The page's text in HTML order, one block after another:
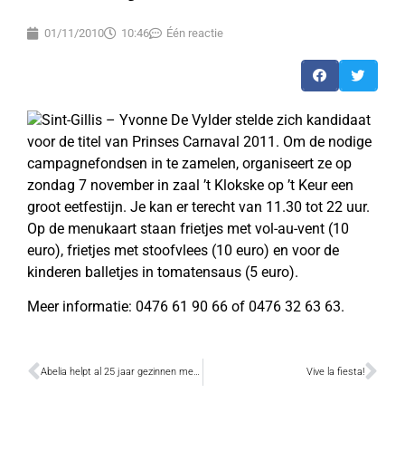
01/11/2010 10:46 Één reactie
Sint-Gillis – Yvonne De Vylder stelde zich kandidaat
voor de titel van Prinses Carnaval 2011. Om de nodige
campagnefondsen in te zamelen, organiseert ze op
zondag 7 november in zaal ’t Klokske op ’t Keur een
groot eetfestijn. Je kan er terecht van 11.30 tot 22 uur.
Op de menukaart staan frietjes met vol-au-vent (10
euro), frietjes met stoofvlees (10 euro) en voor de
kinderen balletjes in tomatensaus (5 euro).
Meer informatie: 0476 61 90 66 of 0476 32 63 63.
Abelia helpt al 25 jaar gezinnen met opvoedingsproblemen Vive la fiesta!